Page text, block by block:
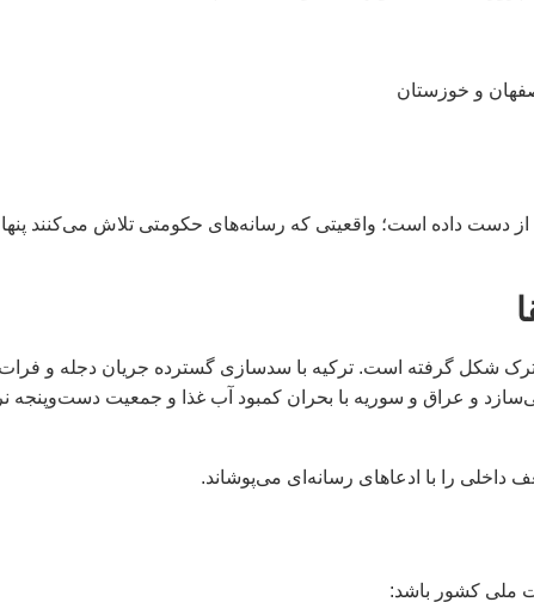
و خوزستان
طی ۴ دهه حدود ۷۰٪ منابع آبی خود را از دست داده است؛ واقعیتی که رسانه‌های حکومتی تلاش می‌کنند
شکل گرفته است. ترکیه با سدسازی گسترده جریان دجله و
و عراق و سوریه با بحران کمبود آب غذا و جمعیت دست‌وپنجه
داخلی را با ادعاهای رسانه‌ای می‌پوشاند.
ملی کشور باشد: